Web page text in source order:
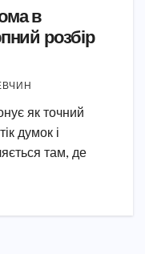
в
розбір
як точний
думок і
там, де